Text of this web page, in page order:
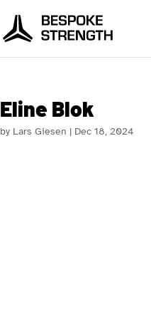
Eline Blok
by Lars Giesen | Dec 18, 2024